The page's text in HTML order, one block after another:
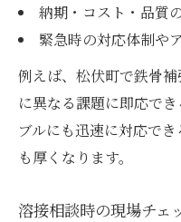
納期・コスト・品質
緊急時の対応体制や
例えば、松伏町で鉄骨
に異なる課題に即応で
ブルにも迅速に対応で
も厚くなります。
溶接相談時の現場チェ